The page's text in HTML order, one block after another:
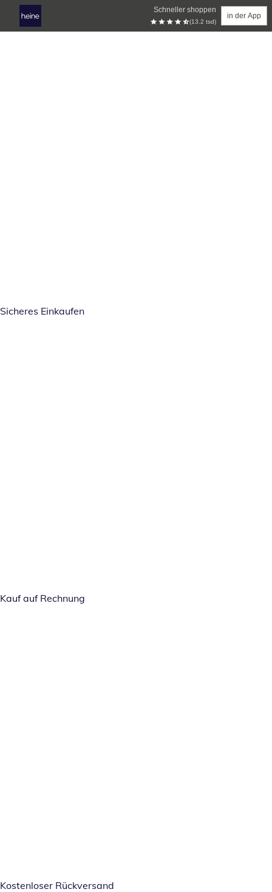
Schneller shoppen
(13.2 tsd)
in der App
Sicheres Einkaufen
Kauf auf Rechnung
Kostenloser Rückversand